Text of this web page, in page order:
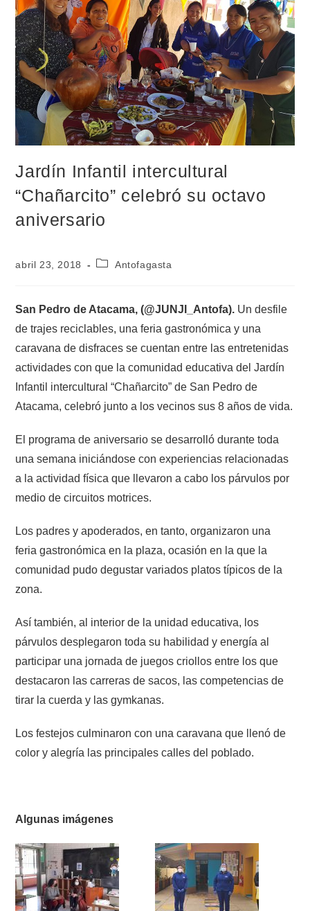
Jardín Infantil intercultural
“Chañarcito” celebró su octavo
aniversario
abril 23, 2018 Antofagasta
San Pedro de Atacama, (@JUNJI_Antofa). Un desfile
de trajes reciclables, una feria gastronómica y una
caravana de disfraces se cuentan entre las entretenidas
actividades con que la comunidad educativa del Jardín
Infantil intercultural “Chañarcito” de San Pedro de
Atacama, celebró junto a los vecinos sus 8 años de vida.
El programa de aniversario se desarrolló durante toda
una semana iniciándose con experiencias relacionadas
a la actividad física que llevaron a cabo los párvulos por
medio de circuitos motrices.
Los padres y apoderados, en tanto, organizaron una
feria gastronómica en la plaza, ocasión en la que la
comunidad pudo degustar variados platos típicos de la
zona.
Así también, al interior de la unidad educativa, los
párvulos desplegaron toda su habilidad y energía al
participar una jornada de juegos criollos entre los que
destacaron las carreras de sacos, las competencias de
tirar la cuerda y las gymkanas.
Los festejos culminaron con una caravana que llenó de
color y alegría las principales calles del poblado.
Algunas imágenes